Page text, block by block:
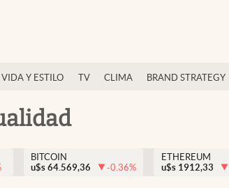
VIDA Y ESTILO TV CLIMA BRAND STRATEGY
BITCOIN
u$s 64.569,36 -0.36%
ETHEREUM
u$s 1912,33